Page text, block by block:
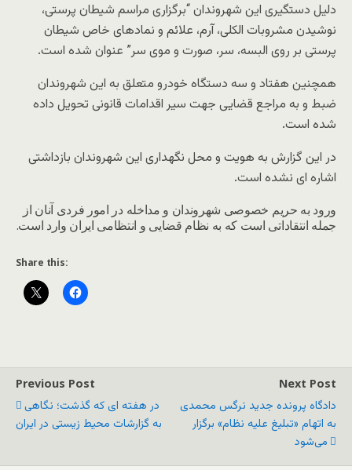
دلیل دستگیری این شهروندان “برگزاری مراسم شیطان پرستی،
نوشیدن مشروبات الکلی، آرم، علائم و نمادهای خاص شیطان
پرستی بر روی البسه، سر، صورت و موی سر”‌ عنوان شده است.
همچنین هفتاد و سه دستگاه خودرو متعلق به این شهروندان
ضبط و به مراجع قضایی جهت سیر اقدامات قانونی تحویل داده
شده است.
در این گزارش به هویت و محل نگهداری این شهروندان بازداشتی
اشاره ای نشده است.
ورود به حریم خصوصی شهروندان و مداخله در امور فردی آنان از
جمله انتقاداتی است که به نظام قضایی و انتظامی ایران وارد است.
Share this:
Previous Post
در هفته ای که گذشت؛ نگاهی
به گزارشات محیط زیستی در ایران
Next Post
دادگاه پرونده جدید نرگس محمدی
به اتهام «تبلیغ علیه نظام» برگزار
می‌شود